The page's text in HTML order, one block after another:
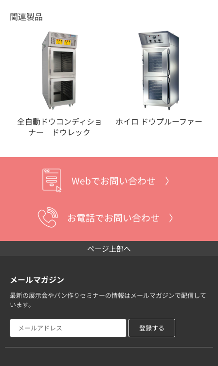
関連製品
全自動ドウコンディショ
ナー ドウレック
ホイロ ドウプルーファー
Webでお問い合わせ 〉
お電話でお問い合わせ 〉
ページ上部へ
メールマガジン
最新の展示会やパン作りセミナーの情報はメールマガジンで配信して
います。